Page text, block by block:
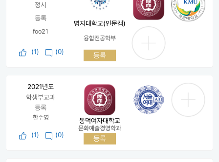
정시
등록
foo21
(1) (0)
명지대학교(인문캠)
융합전공학부
등록
2021년도
학생부교과
등록
한수영
(1) (0)
동덕여자대학교
문화예술경영학과
등록